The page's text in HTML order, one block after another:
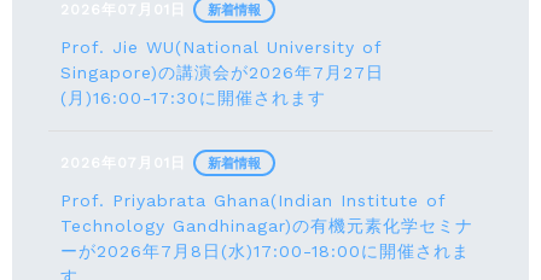
2026年07月01日
Prof. Jie WU(National University of
Singapore)の講演会が2026年7月27日
(月)16:00-17:30に開催されます
新着情報
2026年07月01日
Prof. Priyabrata Ghana(Indian Institute of
Technology Gandhinagar)の有機元素化学セミナ
ーが2026年7月8日(水)17:00-18:00に開催されま
新着情報